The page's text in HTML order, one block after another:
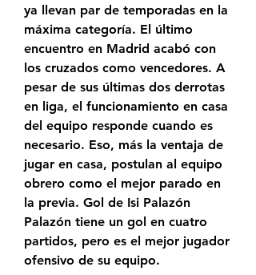
ya llevan par de temporadas en la
máxima categoría. El último
encuentro en Madrid acabó con
los cruzados como vencedores. A
pesar de sus últimas dos derrotas
en liga, el funcionamiento en casa
del equipo responde cuando es
necesario. Eso, más la ventaja de
jugar en casa, postulan al equipo
obrero como el mejor parado en
la previa. Gol de Isi Palazón
Palazón tiene un gol en cuatro
partidos, pero es el mejor jugador
ofensivo de su equipo.